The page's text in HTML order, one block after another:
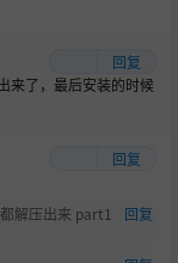
回复
来了，最后安装的时候
回复
解压出来 part1
回复